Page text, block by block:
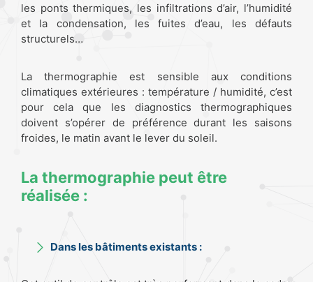
les ponts thermiques, les infiltrations d’air, l’humidité
et la condensation, les fuites d’eau, les défauts
structurels…
La thermographie est sensible aux conditions
climatiques extérieures : température / humidité, c’est
pour cela que les diagnostics thermographiques
doivent s’opérer de préférence durant les saisons
froides, le matin avant le lever du soleil.
La thermographie peut être
réalisée :
Dans les bâtiments existants :